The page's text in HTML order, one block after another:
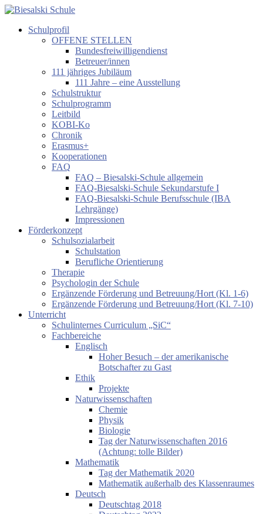
Zum
springen
Biesalski
Förderzentrum
körperliche
motorische
Entwicklung
Schulprofil
OFFENE STELLEN
Bundesfreiwilligendienst
Betreuer/innen
111 jähriges Jubiläum
111 Jahre – eine Ausstellung
Schulstruktur
Schulprogramm
Leitbild
KOBI-Ko
Chronik
Erasmus+
Kooperationen
FAQ
FAQ – Biesalski-Schule allgemein
FAQ-Biesalski-Schule Sekundarstufe I
FAQ-Biesalski-Schule Berufsschule (IBA
Lehrgänge)
Impressionen
Förderkonzept
Schulsozialarbeit
Schulstation
Berufliche Orientierung
Therapie
Psychologin der Schule
Ergänzende Förderung und Betreuung/Hort (Kl. 1-6)
Ergänzende Förderung und Betreuung/Hort (Kl. 7-10)
Unterricht
Schulinternes Curriculum „SiC“
Fachbereiche
Englisch
Hoher Besuch – der amerikanische
Botschafter zu Gast
Ethik
Projekte
Naturwissenschaften
Chemie
Physik
Biologie
Tag der Naturwissenschaften 2016
(Achtung: tolle Bilder)
Mathematik
Tag der Mathematik 2020
Mathematik außerhalb des Klassenraumes
Deutsch
Deutschtag 2018